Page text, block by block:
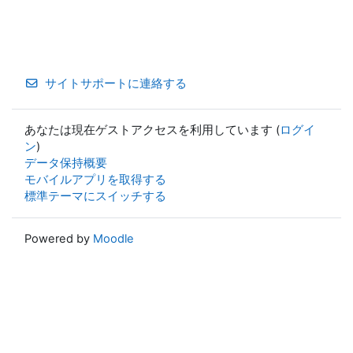
サイトサポートに連絡する
あなたは現在ゲストアクセスを利用しています (ログイ
ン)
データ保持概要
モバイルアプリを取得する
標準テーマにスイッチする
Powered by Moodle